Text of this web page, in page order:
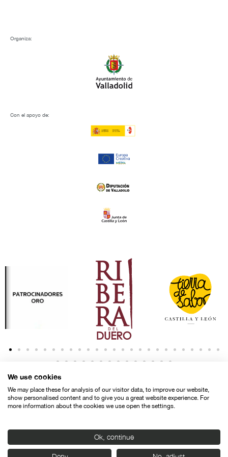
Organiza:
Con el apoyo de:
Política de privacidad
© SEMINCI – Semana Internacional de Cine de Valladolid International
We use cookies
We may place these for analysis of our visitor data, to improve our website,
show personalised content and to give you a great website experience. For
more information about the cookies we use open the settings.
Ok, continue